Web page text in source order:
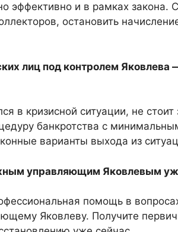
эффективно и в рамках
остановить
лиц под контролем
в кризисной ситуации, не стоит
банкротства с
варианты выхода из
управляющим Яковлевым
помощь в
Яковлеву. Получите